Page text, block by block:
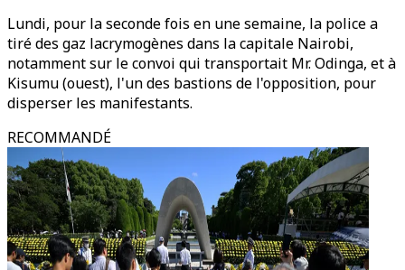
Lundi, pour la seconde fois en une semaine, la police a
tiré des gaz lacrymogènes dans la capitale Nairobi,
notamment sur le convoi qui transportait Mr. Odinga, et à
Kisumu (ouest), l'un des bastions de l'opposition, pour
disperser les manifestants.
RECOMMANDÉ